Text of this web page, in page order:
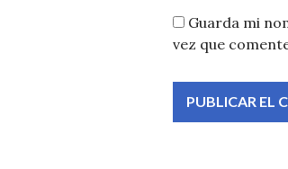
Guarda mi
vez que